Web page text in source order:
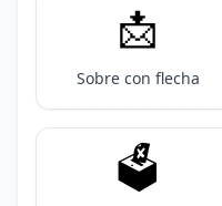
📩
Sobre con flecha
🗳️